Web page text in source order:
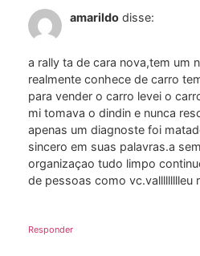
amarildo disse:
a rally ta de cara nova,tem um
realmente conhece de carro
para vender o carro levei o
mi tomava o dindin e nunca
apenas um diagnoste foi
sincero em suas palavras.a
organizaçao tudo limpo
de pessoas como vc.vallllllllleu
Responder